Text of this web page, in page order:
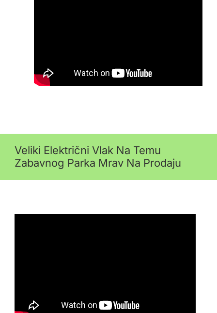
Veliki Električni Vlak Na Temu
Zabavnog Parka Mrav Na Prodaju